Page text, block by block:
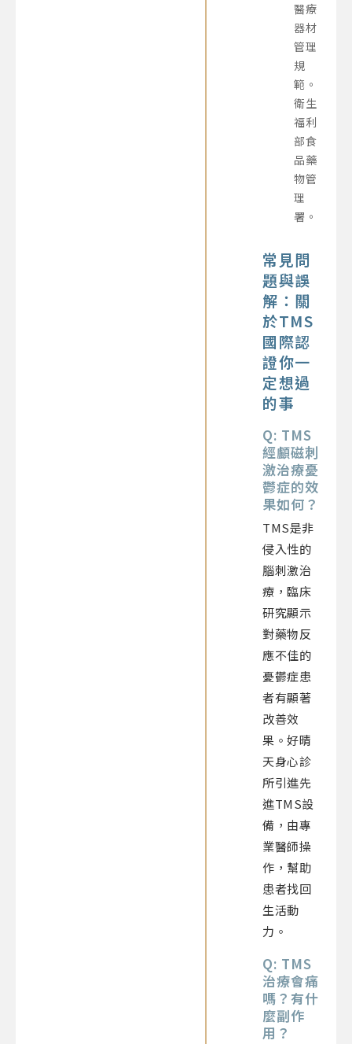
醫療
器材
管理
規
範。
衛生
福利
部食
品藥
物管
理
署。
常見問
題與誤
解：關
於TMS
國際認
證你一
定想過
的事
Q: TMS
經顱磁刺
激治療憂
鬱症的效
果如何？
TMS是非
侵入性的
腦刺激治
療，臨床
研究顯示
對藥物反
應不佳的
憂鬱症患
者有顯著
改善效
果。好晴
天身心診
所引進先
進TMS設
備，由專
業醫師操
作，幫助
患者找回
生活動
力。
Q: TMS
治療會痛
嗎？有什
麼副作
用？